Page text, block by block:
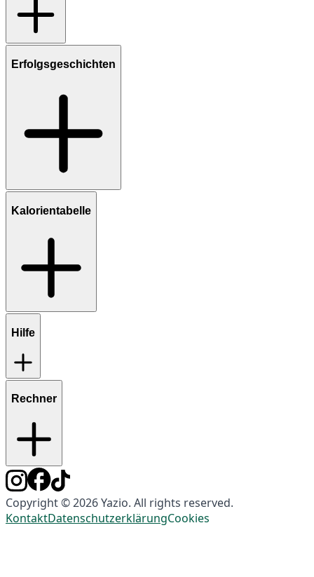
Erfolgsgeschichten
Kalorientabelle
Hilfe
Rechner
Copyright © 2026 Yazio. All rights reserved.
KontaktDatenschutzerklärungCookies